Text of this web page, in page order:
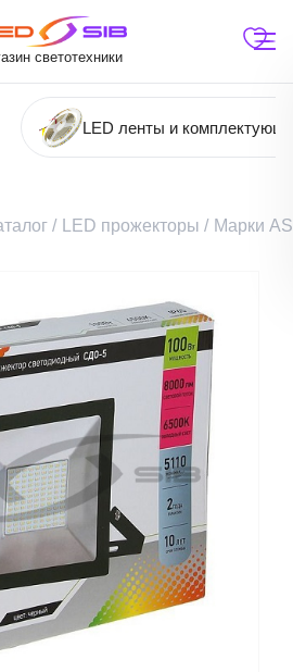
светотехники
LED ленты и
/ LED прожекторы / Марки